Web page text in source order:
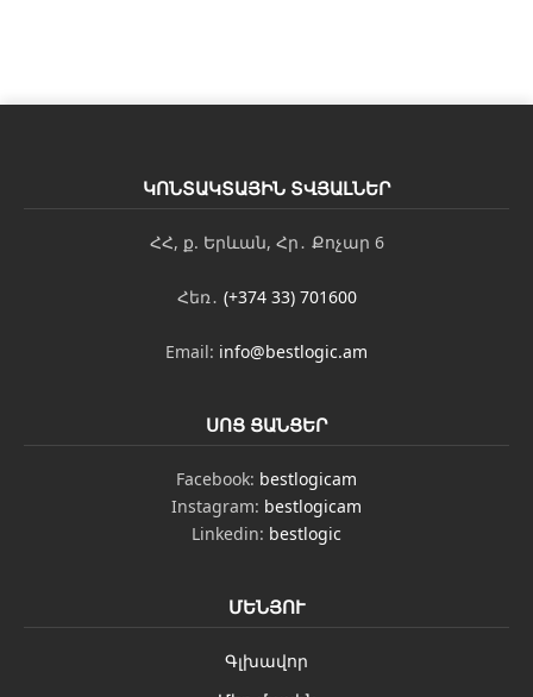
ԿՈՆՏԱԿՏԱՅԻՆ ՏՎՅԱԼՆԵՐ
ՀՀ, ք. Երևան, Հր․ Քոչար 6
Հեռ․ (+374 33) 701600
Email: info@bestlogic.am
ՍՈՑ ՑԱՆՑԵՐ
Facebook: bestlogicam
Instagram: bestlogicam
Linkedin: bestlogic
ՄԵՆՅՈՒ
Գլխավոր